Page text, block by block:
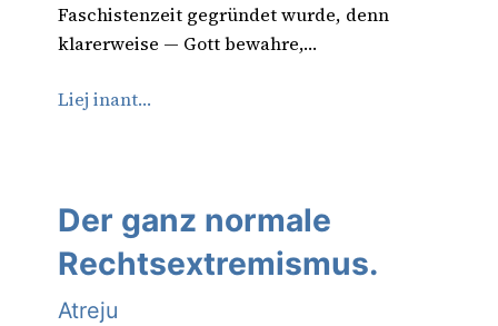
Faschistenzeit gegründet wurde, denn
klarerweise — Gott bewahre,…
Liej inant…
Der ganz normale
Rechtsextremismus.
Atreju